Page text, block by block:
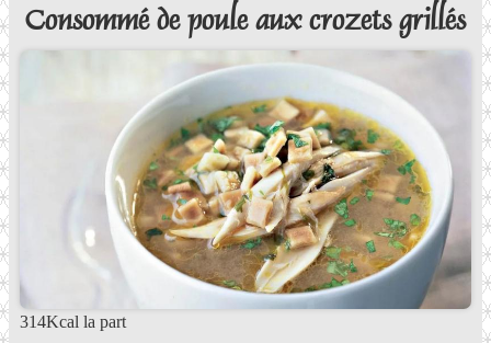
Consommé de poule aux crozets grillés
314Kcal la part